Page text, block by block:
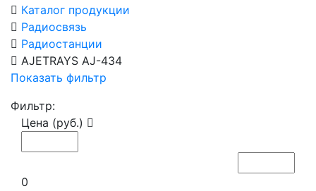
Каталог продукции
Радиосвязь
Радиостанции
AJETRAYS AJ-434
Показать фильтр
Фильтр:
Цена (руб.)
0